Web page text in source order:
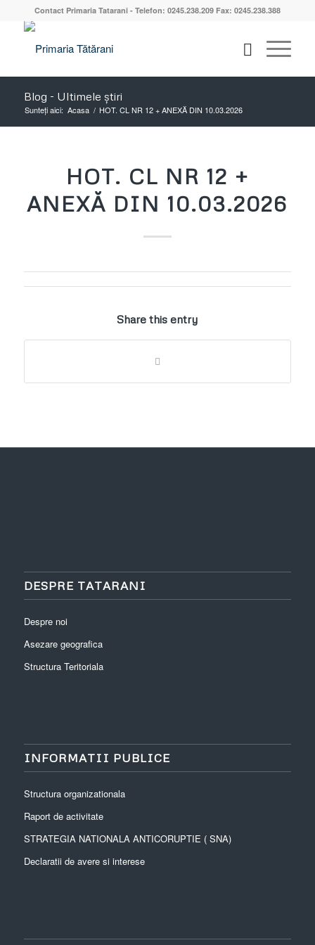
Contact Primaria Tatarani - Telefon: 0245.238.209 Fax: 0245.238.388
Blog - Ultimele știri
Sunteți aici: Acasa / HOT. CL NR 12 + ANEXĂ DIN 10.03.2026
HOT. CL NR 12 +
ANEXĂ DIN 10.03.2026
Share this entry
DESPRE TATARANI
Despre noi
Asezare geografica
Structura Teritoriala
INFORMATII PUBLICE
Structura organizationala
Raport de activitate
STRATEGIA NATIONALA ANTICORUPTIE ( SNA)
Declaratii de avere si interese